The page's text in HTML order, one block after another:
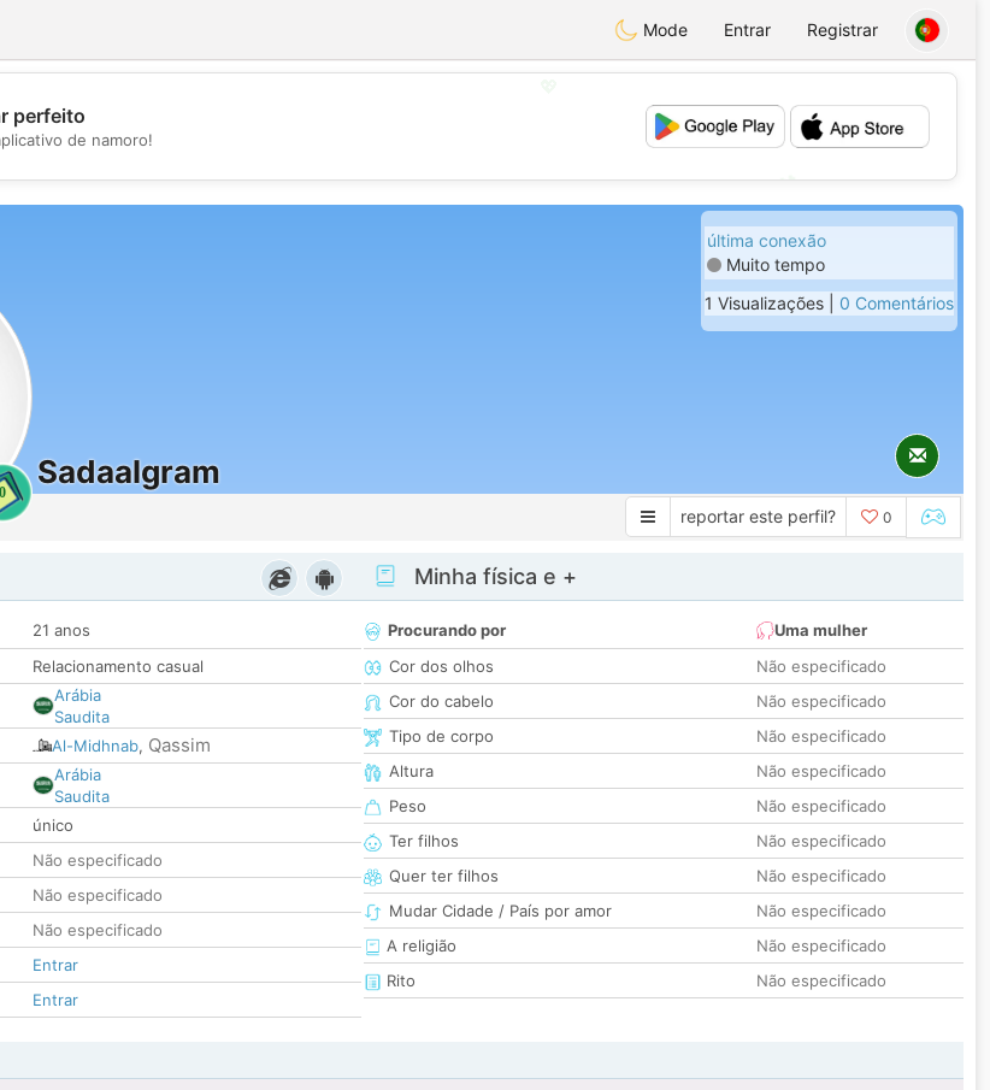
Mode Entrar Registrar
💕
perfeito
de namoro!
0
Sadaalgram
última conexão
Muito tempo
1 Visualizações | 0 Comentários
reportar este perfil? 0
21 anos
Relacionamento casual
Arábia
Saudita
Al-Midhnab, Qassim
Arábia
Saudita
único
Não especificado
Não especificado
Não especificado
Entrar
Entrar
Minha física e +
Procurando por
Uma mulher
Cor dos olhos
Não especificado
Cor do cabelo
Não especificado
Tipo de corpo
Não especificado
Altura
Não especificado
Peso
Não especificado
Ter filhos
Não especificado
Quer ter filhos
Não especificado
Mudar Cidade / País por amor
Não especificado
A religião
Não especificado
Rito
Não especificado